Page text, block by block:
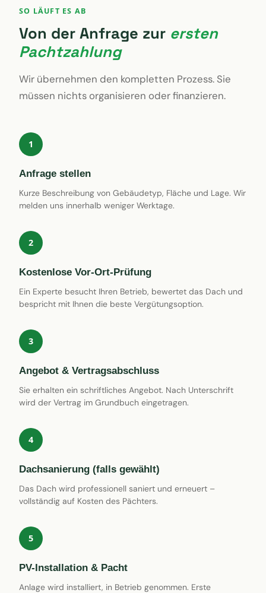
SO LÄUFT ES AB
Von der Anfrage zur ersten
Pachtzahlung
Wir übernehmen den kompletten Prozess. Sie
müssen nichts organisieren oder finanzieren.
1
Anfrage stellen
Kurze Beschreibung von Gebäudetyp, Fläche und Lage. Wir
melden uns innerhalb weniger Werktage.
2
Kostenlose Vor-Ort-Prüfung
Ein Experte besucht Ihren Betrieb, bewertet das Dach und
bespricht mit Ihnen die beste Vergütungsoption.
3
Angebot & Vertragsabschluss
Sie erhalten ein schriftliches Angebot. Nach Unterschrift
wird der Vertrag im Grundbuch eingetragen.
4
Dachsanierung (falls gewählt)
Das Dach wird professionell saniert und erneuert –
vollständig auf Kosten des Pächters.
5
PV-Installation & Pacht
Anlage wird installiert, in Betrieb genommen. Erste